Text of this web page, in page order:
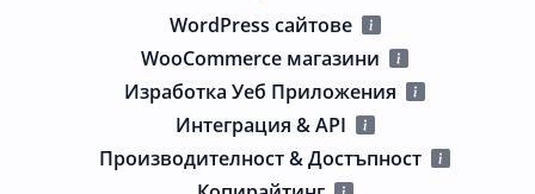
WordPress сайтове
WooCommerce магазини
Изработка Уеб Приложения
Интеграция & API
Производителност & Достъпност